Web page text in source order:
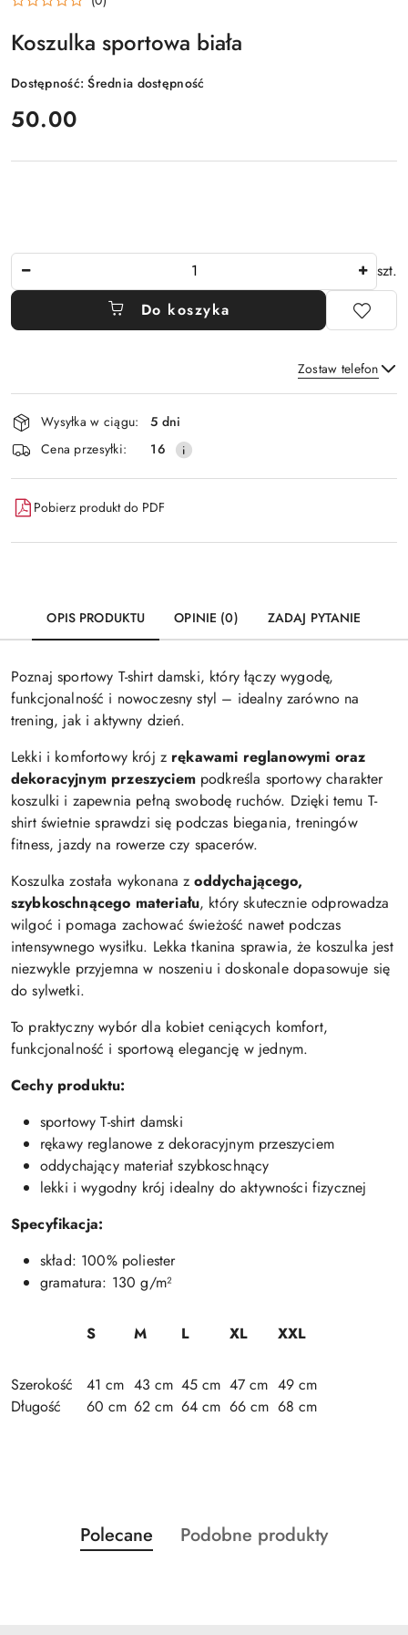
Koszulka sportowa biała
Dostępność:Średnia dostępność
cena:
50.00
szt.
Do koszyka
Zostaw telefon
Wyślij
Dostępność
i
dostawa
Wysyłka w ciągu:
5 dni
Cena przesyłki:
16
Pobierz produkt do PDF
OPIS PRODUKTU OPINIE (0) ZADAJ PYTANIE
Poznaj sportowy T-shirt damski, który łączy wygodę,
funkcjonalność i nowoczesny styl – idealny zarówno na
trening, jak i aktywny dzień.
Lekki i komfortowy krój z rękawami reglanowymi oraz
dekoracyjnym przeszyciempodkreśla sportowy charakter
koszulki i zapewnia pełną swobodę ruchów. Dzięki temu T-
shirt świetnie sprawdzi się podczas biegania, treningów
fitness, jazdy na rowerze czy spacerów.
Koszulka została wykonana zoddychającego,
szybkoschnącego materiału, który skutecznie odprowadza
wilgoć i pomaga zachować świeżość nawet podczas
intensywnego wysiłku. Lekka tkanina sprawia, że koszulka jest
niezwykle przyjemna w noszeniu i doskonale dopasowuje się
do sylwetki.
To praktyczny wybór dla kobiet ceniących komfort,
funkcjonalność i sportową elegancję w jednym.
Cechy produktu:
sportowy T-shirt damski
rękawy reglanowe z dekoracyjnym przeszyciem
oddychający materiał szybkoschnący
lekki i wygodny krój idealny do aktywności fizycznej
Specyfikacja:
skład: 100% poliester
gramatura: 130 g/m²
S M L XL XXL
Szerokość 41 cm 43 cm 45 cm 47 cm 49 cm
Długość
60 cm 62 cm 64 cm 66 cm 68 cm
Pomiń karuzelę produktów
Produkty
o
Polecane
Produkty
Podobne produkty